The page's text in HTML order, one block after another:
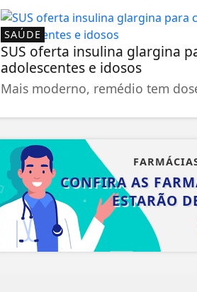
SAÚDE
SUS oferta insulina glargina
adolescentes e idosos
Mais moderno, remédio tem
CONFIRA AS
ESTARÃO